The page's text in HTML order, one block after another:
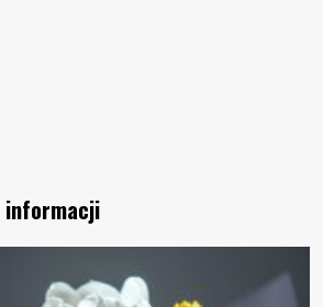
informacji